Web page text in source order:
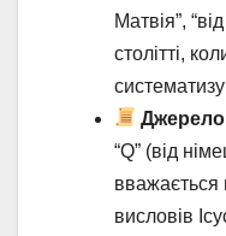
Матвія”,
столітті,
Джерело
“Q” (від
вважається
висловів